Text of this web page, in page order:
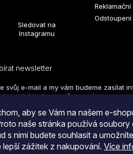
aby se Vám na našem e-
naše stránka používá soubory
s nimi budete souhlasit a
lepší zážitek z nakupování. Více
Sledovat na
Instagramu
Reklamační
newsletter
svůj e-mail a my vám budeme zasílat
produktech na našem e-shopu.